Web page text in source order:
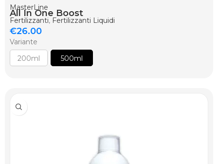
MasterLine
All In One Boost
Fertilizzanti, Fertilizzanti Liquidi
€26.00
Variante
200ml
500ml